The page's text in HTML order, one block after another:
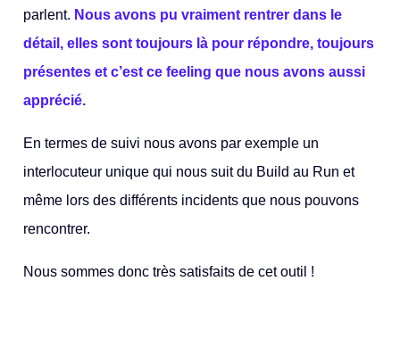
parlent. Nous avons pu vraiment rentrer dans le
détail, elles sont toujours là pour répondre, toujours
présentes et c’est ce feeling que nous avons aussi
apprécié.
En termes de suivi nous avons par exemple un
interlocuteur unique qui nous suit du Build au Run et
même lors des différents incidents que nous pouvons
rencontrer.
Nous sommes donc très satisfaits de cet outil !